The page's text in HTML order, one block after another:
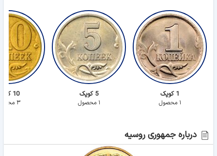
1 کوپک
۱ محصول
5 کوپک
۱ محصول
10 کوپک
۳ محصول
درباره جمهوری روسیه